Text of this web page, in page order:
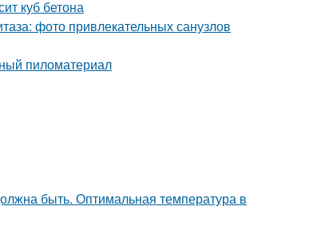
куб бетона
фото привлекательных санузлов
пиломатериал
быть. Оптимальная температура в